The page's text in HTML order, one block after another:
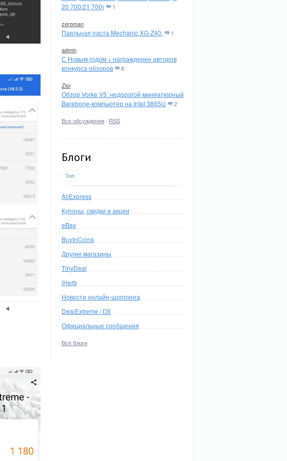
20 700/21 700)
1
zeroman
Паяльная паста Mechanic XG-Z40. 1
admin
С Новым годом + награждение авторов
конкурса обзоров
8
Zloi
Обзор Vorke V5: недорогой миниатюрный
Barebone-компьютер на Intel 3865U
2
Все обсуждения · RSS
Блоги
Топ
AliExpress
Купоны, скидки и акции
eBay
BuyInCoins
Другие магазины
TinyDeal
iHerb
Новости онлайн-шоппинга
DealExtreme / DX
Официальные сообщения
Все блоги